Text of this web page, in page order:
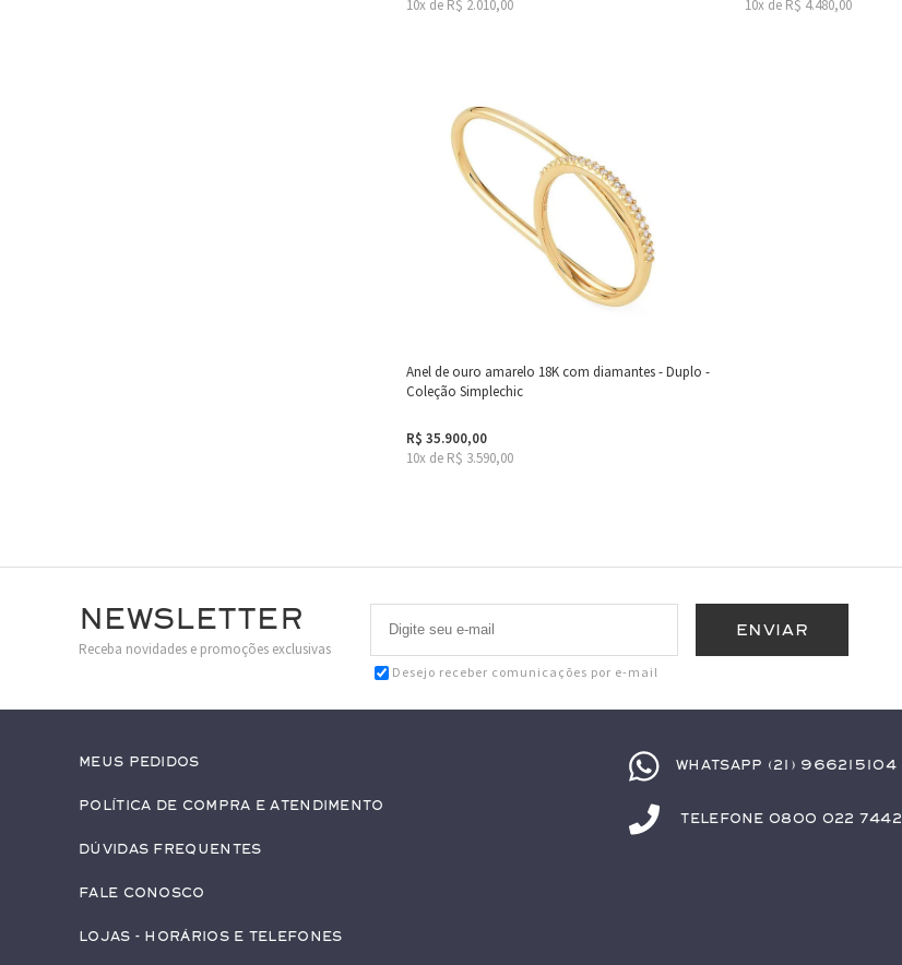
10x de R$ 2.010,00
10x de R$ 4.480,00
Anel de ouro amarelo 18K com diamantes - Duplo -
Coleção Simplechic
R$ 35.900,00
10x de R$ 3.590,00
Newsletter
Receba novidades e promoções exclusivas
Desejo receber comunicações por e-mail
Meus pedidos
Política de Compra e Atendimento
Dúvidas Frequentes
Fale conosco
Lojas - Horários e Telefones
Whatsapp (21) 966215104
Telefone 0800 022 7442